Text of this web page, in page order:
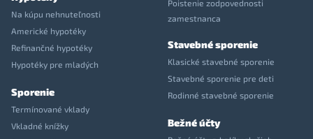
Na kúpu nehnuteľnosti
Americké hypotéky
Refinančné hypotéky
Hypotéky pre mladých
Sporenie
Termínované vklady
Vkladné knížky
Poistenie zodpovednosti
zamestnanca
Stavebné sporenie
Klasické stavebné sporenie
Stavebné sporenie pre deti
Rodinné stavebné sporenie
Bežné účty